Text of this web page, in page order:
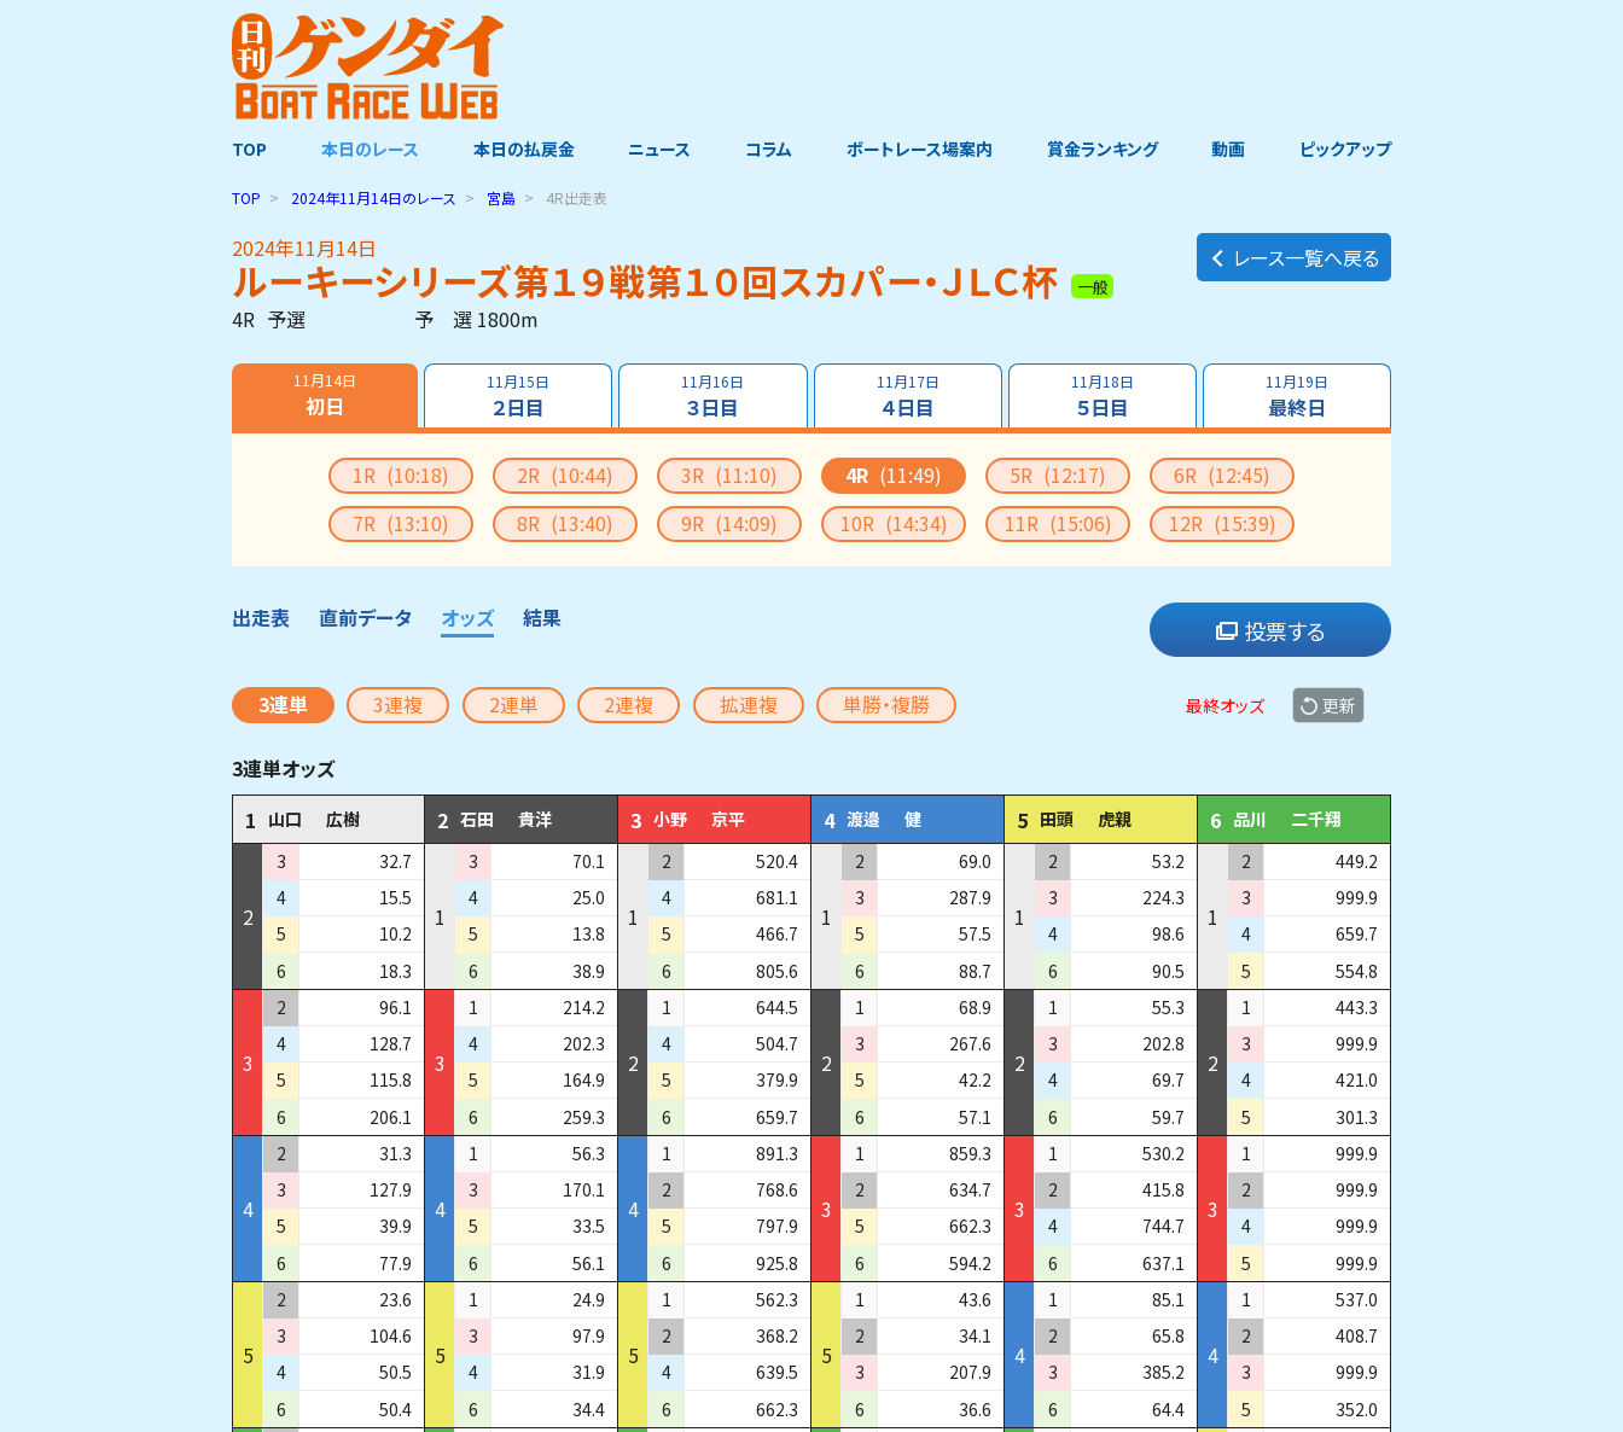
TOP 本日のレース 本日の払戻金 ニュース コラム ボートレース場案内 賞金ランキング 動画 ピックアップ
TOP 2024年11月14日のレース 宮島 4R出走表
2024年11月14日
ルーキーシリーズ第１９戦第１０回スカパー・ＪＬＣ杯 一般
4R 予選 予 選 1800m
レース一覧へ戻る
11月14日
初日
11月15日
２日目
11月16日
３日目
11月17日
４日目
11月18日
５日目
11月19日
最終日
1R (10:18) 2R (10:44) 3R (11:10) 4R (11:49) 5R (12:17) 6R (12:45)
7R (13:10) 8R (13:40) 9R (14:09) 10R (14:34) 11R (15:06) 12R (15:39)
出走表 直前データ オッズ 結果 投票する
3連単 3連複 2連単 2連複 拡連複 単勝・複勝 最終オッズ 更新
3連単オッズ
1 山口 広樹
2
3
32.7
4
15.5
5
10.2
6
18.3
3
2
96.1
4
128.7
5
115.8
6
206.1
4
2
31.3
3
127.9
5
39.9
6
77.9
5
2
23.6
3
104.6
4
50.5
6
50.4
2 石田 貴洋
1
3
70.1
4
25.0
5
13.8
6
38.9
3
1
214.2
4
202.3
5
164.9
6
259.3
4
1
56.3
3
170.1
5
33.5
6
56.1
5
1
24.9
3
97.9
4
31.9
6
34.4
3 小野 京平
1
2
520.4
4
681.1
5
466.7
6
805.6
2
1
644.5
4
504.7
5
379.9
6
659.7
4
1
891.3
2
768.6
5
797.9
6
925.8
5
1
562.3
2
368.2
4
639.5
6
662.3
4 渡邉 健
1
2
69.0
3
287.9
5
57.5
6
88.7
2
1
68.9
3
267.6
5
42.2
6
57.1
3
1
859.3
2
634.7
5
662.3
6
594.2
5
1
43.6
2
34.1
3
207.9
6
36.6
5 田頭 虎親
1
2
53.2
3
224.3
4
98.6
6
90.5
2
1
55.3
3
202.8
4
69.7
6
59.7
3
1
530.2
2
415.8
4
744.7
6
637.1
4
1
85.1
2
65.8
3
385.2
6
64.4
6 品川 二千翔
1
2
449.2
3
999.9
4
659.7
5
554.8
2
1
443.3
3
999.9
4
421.0
5
301.3
3
1
999.9
2
999.9
4
999.9
5
999.9
4
1
537.0
2
408.7
3
999.9
5
352.0